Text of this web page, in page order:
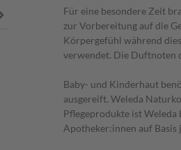
Für eine besondere Zeit
zur Vorbereitung auf die
Körpergefühl während
verwendet. Die Duftnoten
Baby- und Kinderhaut
ausgereift. Weleda
Pflegeprodukte ist
Apotheker:innen auf